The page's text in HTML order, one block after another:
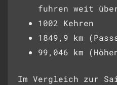
fuhren weit
1002 Kehren
1849,9 km
99,046 km
Im Vergleich zur